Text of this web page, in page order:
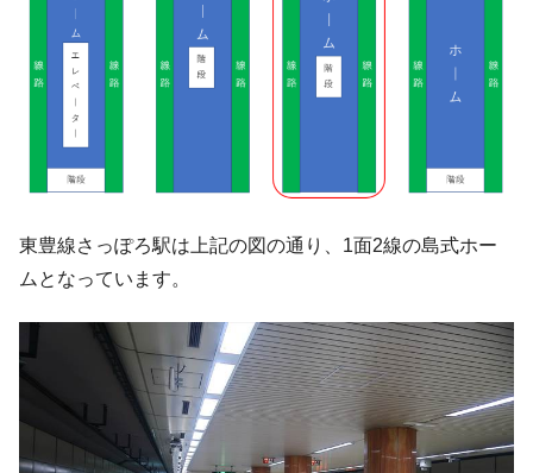
東豊線さっぽろ駅は上記の図の通り、1面2線の島式ホー
ムとなっています。